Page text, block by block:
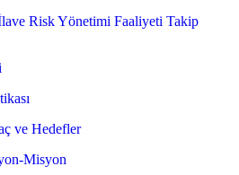
Risk Yönetimi Faaliyeti Takip
ve Hedefler
Misyon